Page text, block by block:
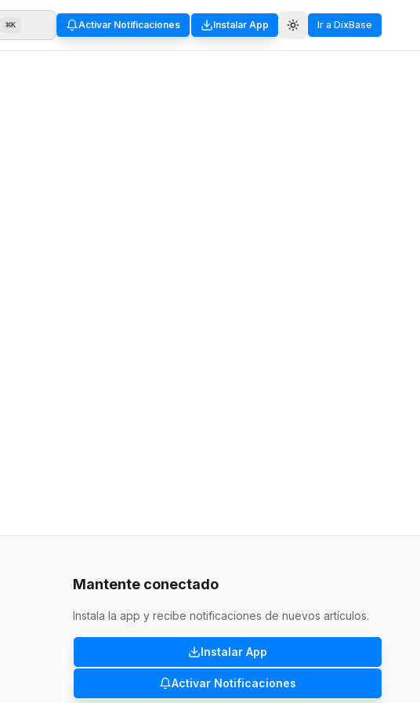
⌘K Activar Notificaciones Instalar App Ir a DixBase
Mantente conectado
Instala la app y recibe notificaciones de nuevos artículos.
Instalar App
Activar Notificaciones